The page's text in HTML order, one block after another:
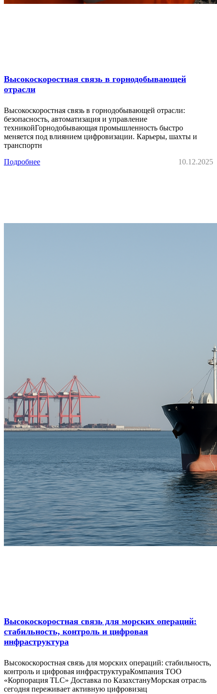
Высокоскоростная связь в горнодобывающей
отрасли
Высокоскоростная связь в горнодобывающей отрасли:
безопасность, автоматизация и управление
техникойГорнодобывающая промышленность быстро
меняется под влиянием цифровизации. Карьеры, шахты и
транспортн
Подробнее
10.12.2025
Высокоскоростная связь для морских операций:
стабильность, контроль и цифровая
инфраструктура
Высокоскоростная связь для морских операций: стабильность,
контроль и цифровая инфраструктураКомпания ТОО
«Корпорация TLC» Доставка по КазахстануМорская отрасль
сегодня переживает активную цифровизац